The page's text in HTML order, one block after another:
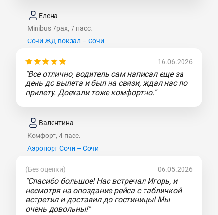
Елена
Minibus 7pax, 7 пасс.
Сочи ЖД вокзал – Сочи
16.06.2026
"Все отлично, водитель сам написал еще за
день до вылета и был на связи, ждал нас по
прилету. Доехали тоже комфортно."
Валентина
Комфорт, 4 пасс.
Аэропорт Сочи – Сочи
(Без оценки) 06.05.2026
"Спасибо большое! Нас встречал Игорь, и
несмотря на опоздание рейса с табличкой
встретил и доставил до гостиницы! Мы
очень довольны!"